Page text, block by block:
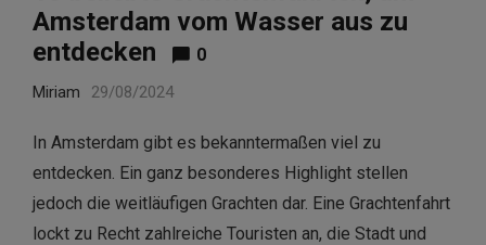
Amsterdam vom Wasser aus zu
entdecken
0
Miriam 29/08/2024
In Amsterdam gibt es bekanntermaßen viel zu
entdecken. Ein ganz besonderes Highlight stellen
jedoch die weitläufigen Grachten dar. Eine Grachtenfahrt
lockt zu Recht zahlreiche Touristen an, die Stadt und